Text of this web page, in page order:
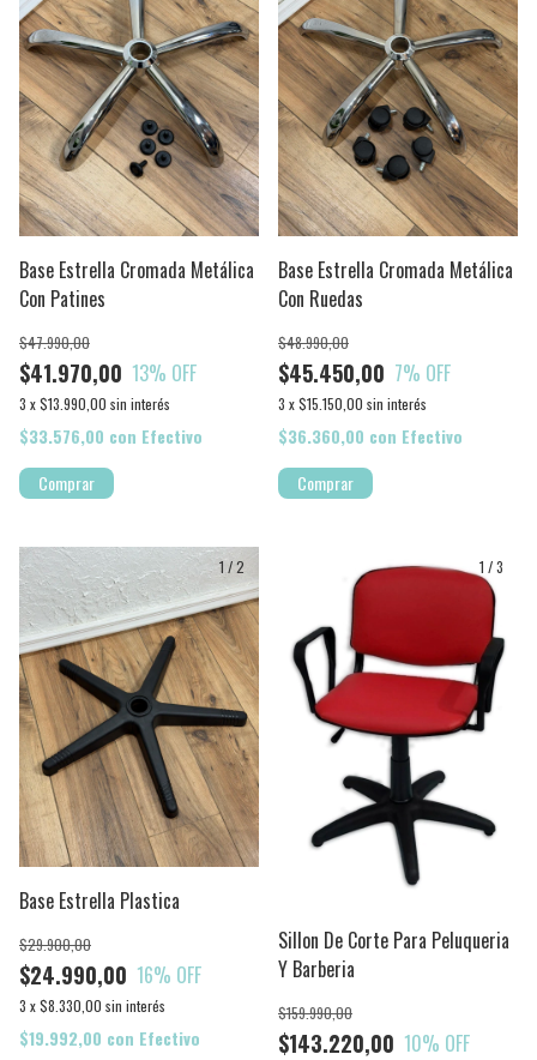
Base Estrella Cromada Metálica
Con Patines
$41.970,00
$47.990,00
13% OFF
3 x$13.990,00 sin interés
$33.576,00 con Efectivo
Base Estrella Cromada Metálica
Con Ruedas
$45.450,00
$48.990,00
7% OFF
3 x$15.150,00 sin interés
$36.360,00 con Efectivo
1/2
Base Estrella Plastica
$24.990,00
$29.900,00
16% OFF
3 x$8.330,00 sin interés
$19.992,00 con Efectivo
1 /3
Sillon De Corte Para Peluqueria
Y Barberia
$143.220,00
$159.990,00
10% OFF